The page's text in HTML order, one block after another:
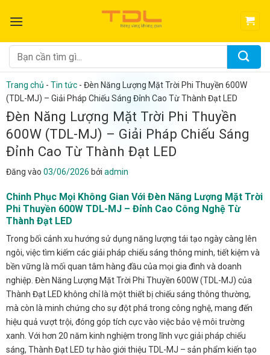
qua
dung
Tìm
kiếm:
Trang chủ - Tin tức - Đèn Năng Lượng Mặt Trời Phi Thuyền 600W
(TDL-MJ) – Giải Pháp Chiếu Sáng Đỉnh Cao Từ Thành Đạt LED
Đèn Năng Lượng Mặt Trời Phi Thuyền
600W (TDL-MJ) – Giải Pháp Chiếu Sáng
Đỉnh Cao Từ Thành Đạt LED
Đăng vào 03/06/2026 bởi admin
Chinh Phục Mọi Không Gian Với Đèn Năng Lượng Mặt Trời
Phi Thuyền 600W TDL-MJ – Đỉnh Cao Công Nghệ Từ
Thành Đạt LED
Trong bối cảnh xu hướng sử dụng năng lượng tái tạo ngày càng lên
ngôi, việc tìm kiếm các giải pháp chiếu sáng thông minh, tiết kiệm và
bền vững là mối quan tâm hàng đầu của mọi gia đình và doanh
nghiệp. Đèn Năng Lượng Mặt Trời Phi Thuyền 600W (TDL-MJ) của
Thành Đạt LED không chỉ là một thiết bị chiếu sáng thông thường,
mà còn là minh chứng cho sự đột phá trong công nghệ, mang đến
hiệu quả vượt trội, đóng góp tích cực vào việc bảo vệ môi trường
xanh. Với hơn 20 năm kinh nghiệm trong lĩnh vực giải pháp chiếu
sáng, Thành Đạt LED tự hào giới thiệu TDL-MJ – sản phẩm kiến tạo